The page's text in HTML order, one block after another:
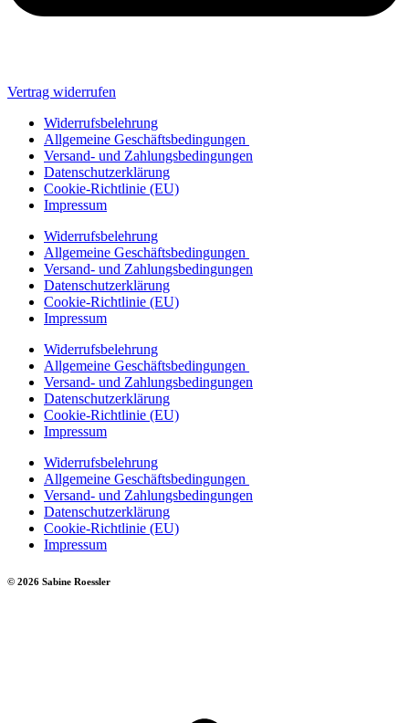
Vertrag widerrufen
Widerrufsbelehrung
Allgemeine Geschäftsbedingungen
Versand- und Zahlungsbedingungen
Datenschutzerklärung
Cookie-Richtlinie (EU)
Impressum
Widerrufsbelehrung
Allgemeine Geschäftsbedingungen
Versand- und Zahlungsbedingungen
Datenschutzerklärung
Cookie-Richtlinie (EU)
Impressum
Widerrufsbelehrung
Allgemeine Geschäftsbedingungen
Versand- und Zahlungsbedingungen
Datenschutzerklärung
Cookie-Richtlinie (EU)
Impressum
Widerrufsbelehrung
Allgemeine Geschäftsbedingungen
Versand- und Zahlungsbedingungen
Datenschutzerklärung
Cookie-Richtlinie (EU)
Impressum
© 2026 Sabine Roessler